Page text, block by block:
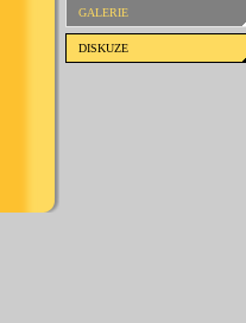
GALERIE
DISKUZE